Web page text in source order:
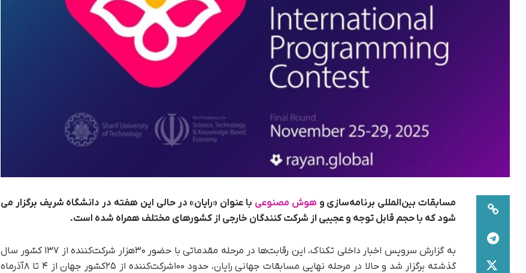
مسابقات بین‌المللی برنامه‌سازی‌ وهوش مصنوعی با عنوان «رایان» در حالی این هفته در دانشگاه شریف برگزار می
شود که با حجم قابل توجه و عجیبی از شرکت کنندگان خارجی از کشورهای مختلف همراه شده است.
به گزارش سرویس اخبار داخلی تکناک، این رقابت‌ها در مرحله مقدماتی با حضور ۳۰هزار شرکت‌کننده از ۱۳۷ کشور سال
گذشته برگزار شد و حالا در مرحله نهایی مسابقات جهانی رایان، حدود ۱۰۰شرکت‌کننده از ۲۵کشور جهان از ۴ تا ۸آذرماه